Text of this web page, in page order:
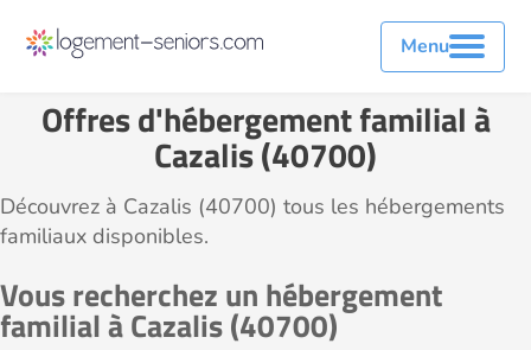
Menu
Offres d'hébergement familial à
Cazalis (40700)
Découvrez à Cazalis (40700) tous les hébergements
familiaux disponibles.
Vous recherchez un hébergement
familial à Cazalis (40700)